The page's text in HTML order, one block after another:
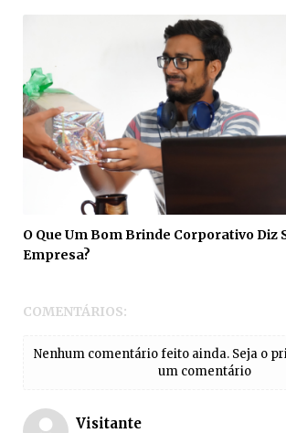
O Que Um Bom Brinde Corporativo Diz
Empresa?
COMENTÁRIOS:
Nenhum comentário feito ainda. Seja o
um comentário
Visitante